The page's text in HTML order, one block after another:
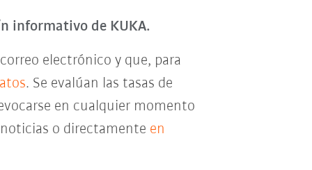
informativo de KUKA.
electrónico y que, para
. Se evalúan las tasas de
en cualquier momento
o directamente en